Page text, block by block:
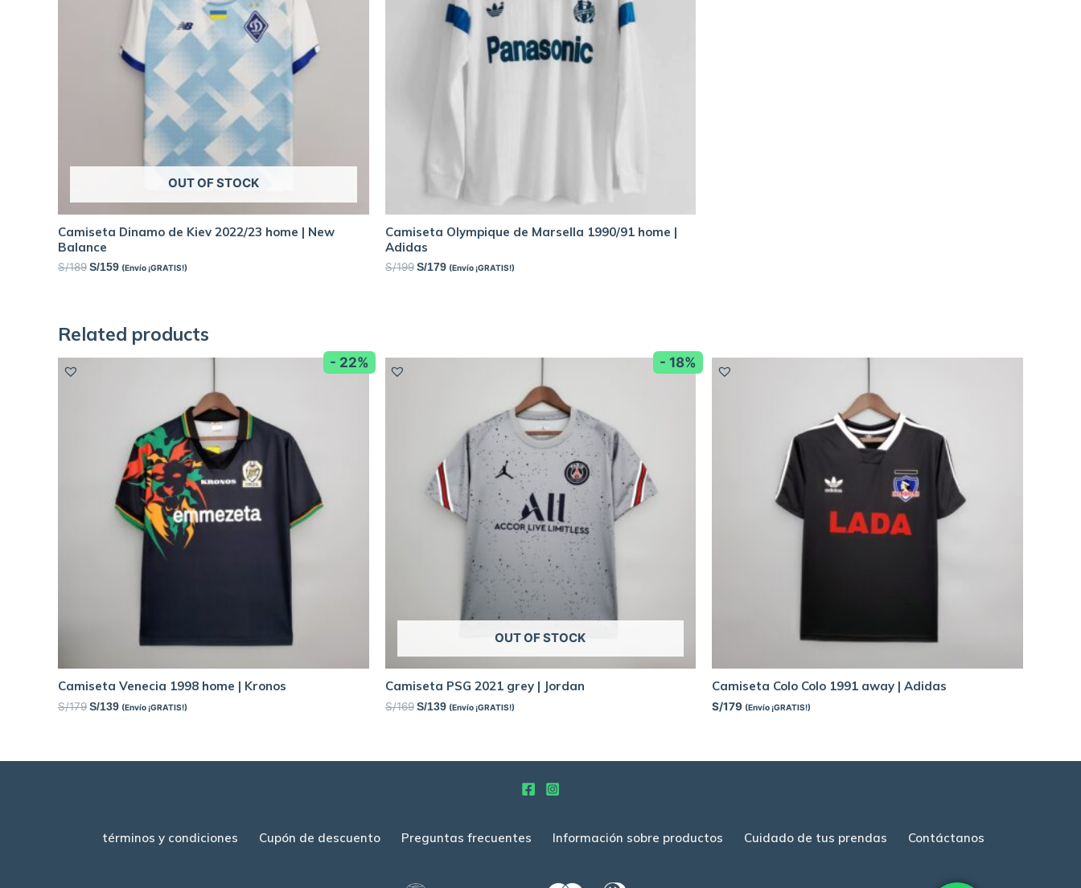
OUT OF STOCK
Camiseta Dinamo de Kiev 2022/23 home | New
Balance
S/189 S/159 (Envío ¡GRATIS!)
Camiseta Olympique de Marsella 1990/91 home |
Adidas
S/199 S/179 (Envío ¡GRATIS!)
Related products
- 22%
Camiseta Venecia 1998 home | Kronos
S/179 S/139 (Envío ¡GRATIS!)
- 18%
OUT OF STOCK
Camiseta PSG 2021 grey | Jordan
S/169 S/139 (Envío ¡GRATIS!)
Camiseta Colo Colo 1991 away | Adidas
S/179 (Envío ¡GRATIS!)
términos y condiciones Cupón de descuento Preguntas frecuentes Información sobre productos Cuidado de tus prendas Contáctanos